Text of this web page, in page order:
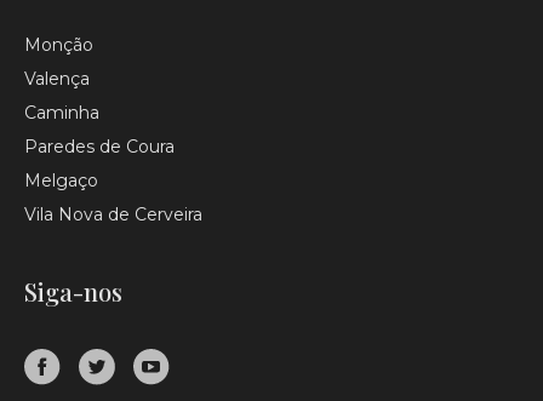
Monção
Valença
Caminha
Paredes de Coura
Melgaço
Vila Nova de Cerveira
Siga-nos